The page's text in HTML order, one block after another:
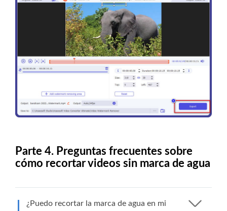
Parte 4. Preguntas frecuentes sobre
cómo recortar videos sin marca de agua
¿Puedo recortar la marca de agua en mi